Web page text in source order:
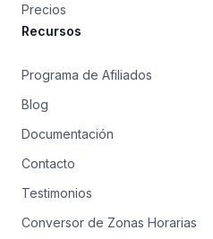
Precios
Recursos
Programa de Afiliados
Blog
Documentación
Contacto
Testimonios
Conversor de Zonas Horarias